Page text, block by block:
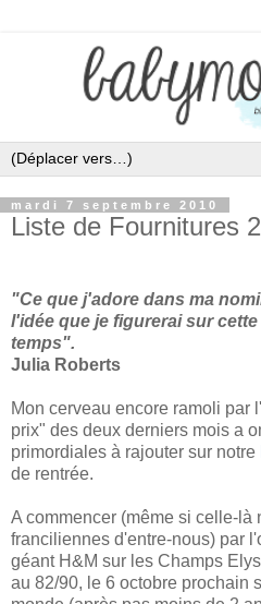
mardi 7 septembre 2010
Liste de Fournitures 2
"Ce que j'adore dans ma
l'idée que je figurerai sur
temps".
Julia Roberts
Mon cerveau encore ramoli par
prix" des deux derniers mois a
primordiales à rajouter sur notre
de rentrée.
A commencer (même si celle-là
franciliennes d'entre-nous) par
géant H&M sur les Champs
au 82/90, le 6 octobre prochain